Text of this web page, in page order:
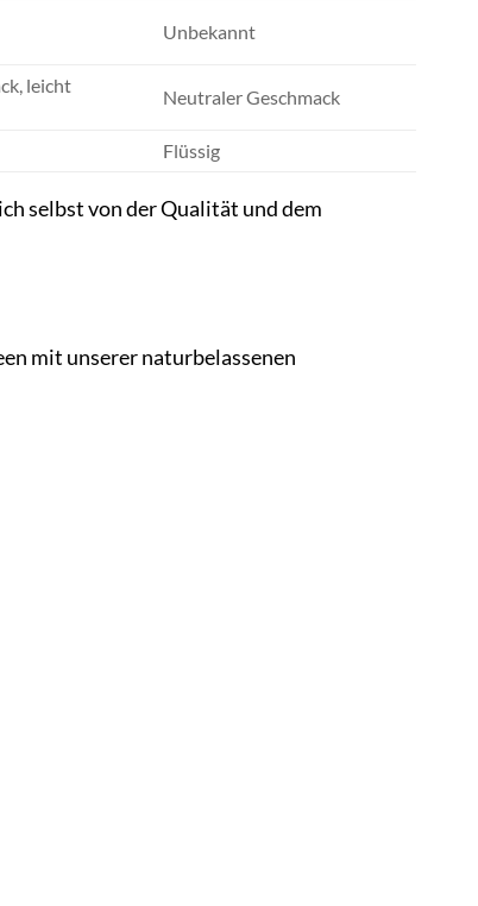
Unbekannt
leicht
Neutraler Geschmack
Flüssig
selbst von der Qualität und dem
mit unserer naturbelassenen